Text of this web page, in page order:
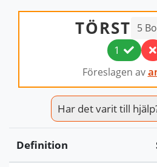
TÖRST 5
Föreslagen av
1
Har det varit till
Definition